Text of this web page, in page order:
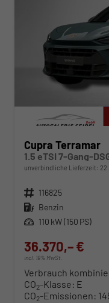
Cupra Terramar
1.5 eTSI 7-Gang-
unverbindliche Lieferzeit:
Fahrzeugnr. 116825
Kraftstoff Benzin
Leistung 110 kW (150 PS)
36.370,– €
incl. 19% MwSt.
Verbrauch
CO2-Klasse: E
CO2-Emissionen: